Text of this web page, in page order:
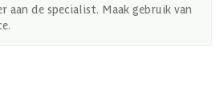
aan de specialist. Maak gebruik van